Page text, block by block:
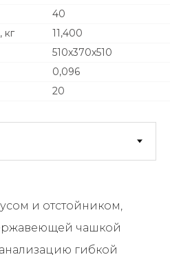
40
кг
11,400
510x370x510
0,096
20
и отстойником,
чашкой
гибкой